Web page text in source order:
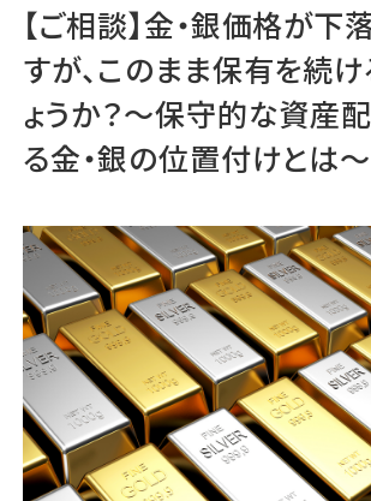
エキスパート一覧
無料講座
コラム
利用者の声
運営会社
ファミリーオフィスとは
関連書籍
メールマガジン登録
よくある質問
【ご相談】金・銀価格が下
すが、このまま保有を続
ょうか？～保守的な資産
る金・銀の位置付けとは～